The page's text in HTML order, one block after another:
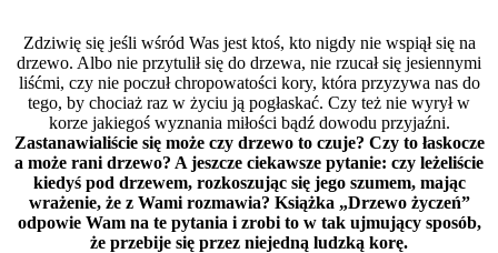
Zdziwię się jeśli wśród Was jest ktoś, kto nigdy nie wspiął się na
drzewo. Albo nie przytulił się do drzewa, nie rzucał się jesiennymi
liśćmi, czy nie poczuł chropowatości kory, która przyzywa nas do
tego, by chociaż raz w życiu ją pogłaskać. Czy też nie wyrył w
korze jakiegoś wyznania miłości bądź dowodu przyjaźni.
Zastanawialiście się może czy drzewo to czuje? Czy to łaskocze
a może rani drzewo? A jeszcze ciekawsze pytanie: czy leżeliście
kiedyś pod drzewem, rozkoszując się jego szumem, mając
wrażenie, że z Wami rozmawia? Książka „Drzewo życzeń”
odpowie Wam na te pytania i zrobi to w tak ujmujący sposób,
że przebije się przez niejedną ludzką korę.